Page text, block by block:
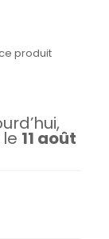
produit
11 août